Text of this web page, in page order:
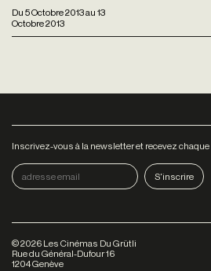
Du 5 Octobre 2013au 13
Octobre 2013
Inscrivez-vous à la newsletter et recevez
©2026 Les Cinémas Du Grütli
Rue du Général-Dufour 16
1204 Genève